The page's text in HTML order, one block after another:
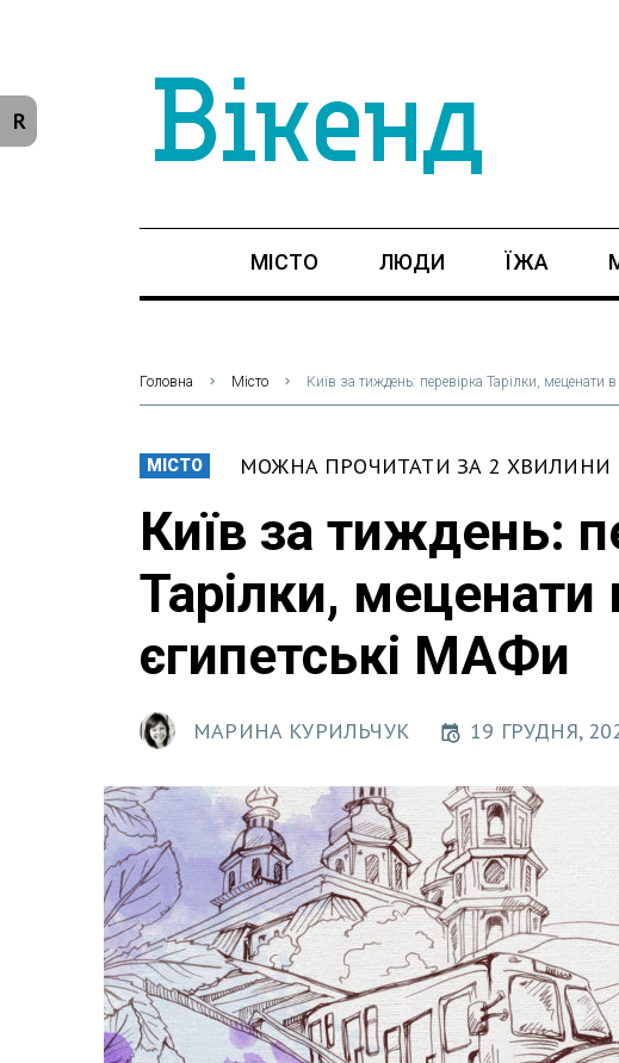
МІСТО ЛЮДИ ЇЖА
Головна Місто Київ за тиждень: перевірка Тарілки, меценати
МІСТО МОЖНА ПРОЧИТАТИ ЗА 2 ХВИЛИНИ
Київ за тиждень:
Тарілки, меценати
єгипетські МАФи
МАРИНА КУРИЛЬЧУК 19 ГРУДНЯ,
R